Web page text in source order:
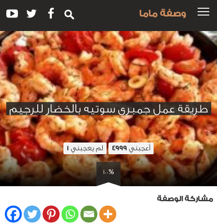
وصفة ماما
طريقة عمل جمبري سوتيه بالخضار للرجيم
أعجبني 4999 لم يعجبني 1
100%
مشاركة الوصفة